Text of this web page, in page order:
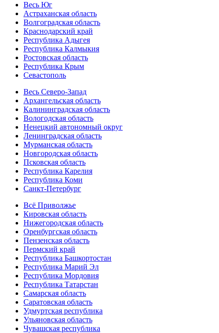
Весь Юг
Астраханская область
Волгоградская область
Краснодарский край
Республика Адыгея
Республика Калмыкия
Ростовская область
Республика Крым
Севастополь
Весь Северо-Запад
Архангельская область
Калининградская область
Вологодская область
Ненецкий автономный округ
Ленинградская область
Мурманская область
Новгородская область
Псковская область
Республика Карелия
Республика Коми
Санкт-Петербург
Всё Приволжье
Кировская область
Нижегородская область
Оренбургская область
Пензенская область
Пермский край
Республика Башкортостан
Республика Марий Эл
Республика Мордовия
Республика Татарстан
Самарская область
Саратовская область
Удмуртская республика
Ульяновская область
Чувашская республика